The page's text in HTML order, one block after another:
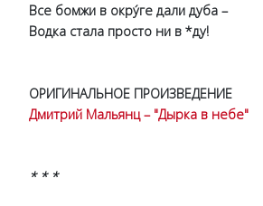
Все бомжи в окру́ге дали дуба –
Водка стала просто ни в *ду!
ОРИГИНАЛЬНОЕ ПРОИЗВЕДЕНИЕ
Дмитрий Мальянц – "Дырка в небе"
* * *